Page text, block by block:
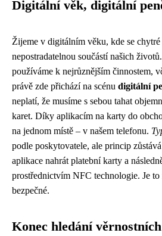
Digitální věk, digitální
Žijeme v digitálním věku, kde se
nepostradatelnou součástí našich
používáme k nejrůznějším činnostem,
právě zde přichází na scénu digitální
neplatí, že musíme s sebou tahat
karet. Díky aplikacím na karty do
na jednom místě – v našem telefonu.
podle poskytovatele, ale princip
aplikace nahrát platební karty a
prostřednictvím NFC technologie. Je
bezpečné.
Konec hledání